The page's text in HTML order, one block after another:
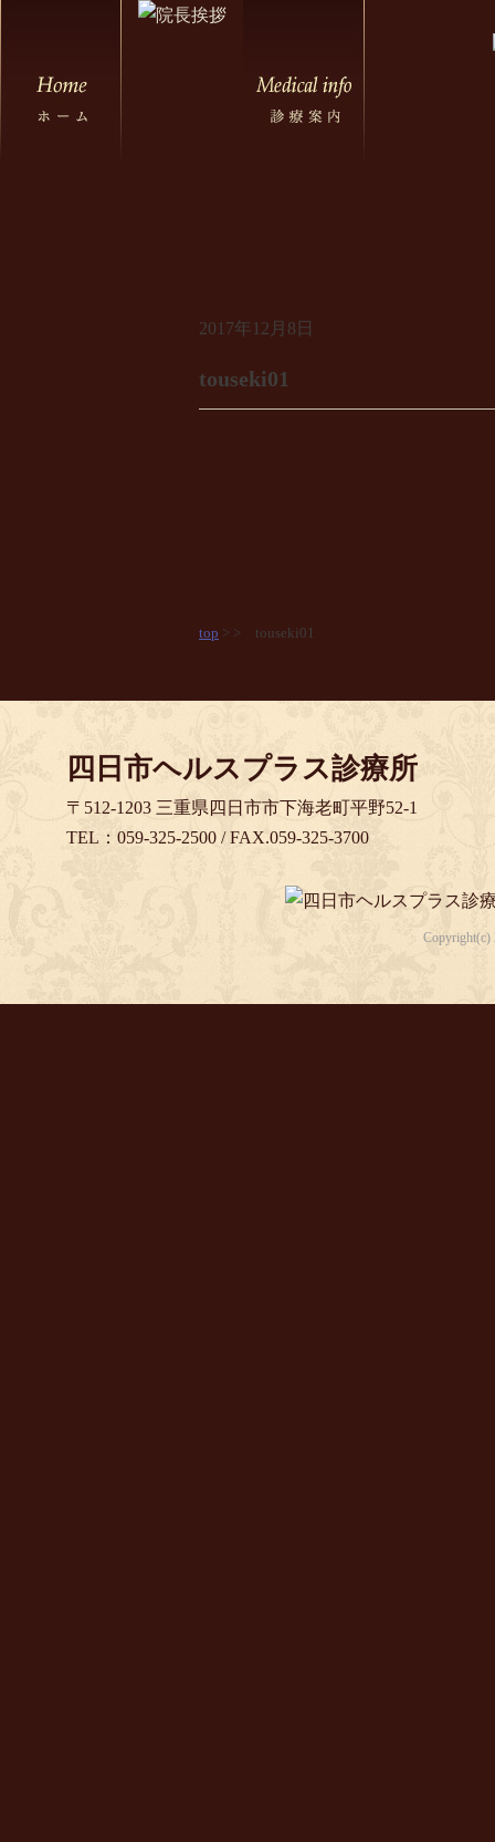
2017年12月8日
touseki01
top > > touseki01
四日市ヘルスプラス診療所
〒512-1203 三重県四日市市下海老町平野52-1
TEL：059-325-2500 / FAX.059-325-3700